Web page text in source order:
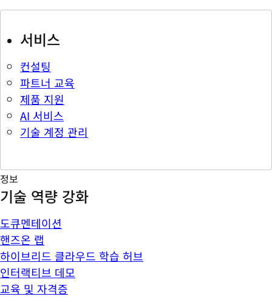
서비스
컨설팅
파트너 교육
제품 지원
AI 서비스
기술 계정 관리
정보
기술 역량 강화
도큐멘테이션
핸즈온 랩
하이브리드 클라우드 학습 허브
인터랙티브 데모
교육 및 자격증